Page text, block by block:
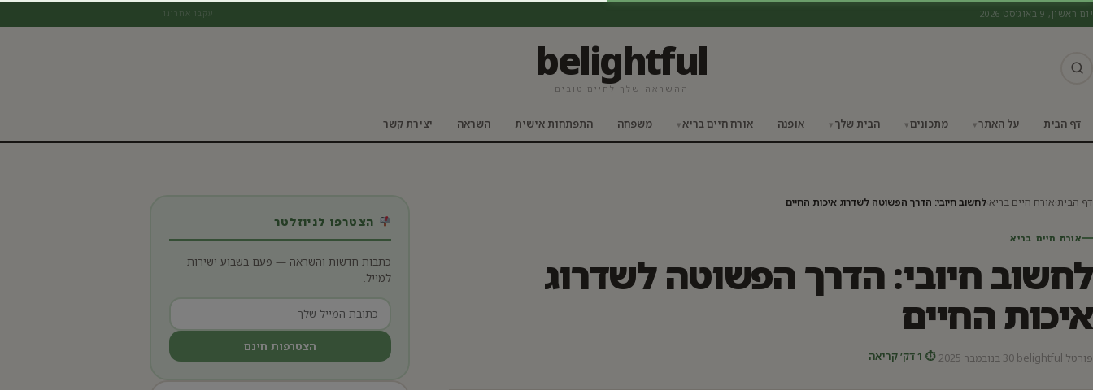
יום ראשון, 9 באוגוסט 2026 עקבו אחרינו
belightful
ההשראה שלך לחיים טובים
דף הבית על האתר מתכונים הבית שלך אופנה אורח חיים בריא משפחה התפתחות אישית השראה יצירת קשר אורח חיים בריא
דף הבית אורח חיים בריאלחשוב חיובי: הדרך הפשוטה לשדרוג איכות החיים
אורח חיים בריא
לחשוב חיובי: הדרך הפשוטה לשדרוג
איכות החיים
פורטל belightful 30 בנובמבר 2025 ⏱ 1 דק׳ קריאה
הצטרפו לניוזלטר
כתבות חדשות והשראה — פעם בשבוע ישירות
למייל.
הצטרפות חינם